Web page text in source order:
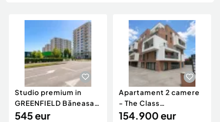
Animale de companie
Afaceri și echipamente profesionale
Inchiriere Bunuri si Vehicule
Piese auto si accesorii
Dacia Duster
Studio premium in
GREENFIELD Băneasa
Bucuresti, Sector 1...
545 eur
Apartament 2 camere
- The Class
Apartments 3,
154.900 eur